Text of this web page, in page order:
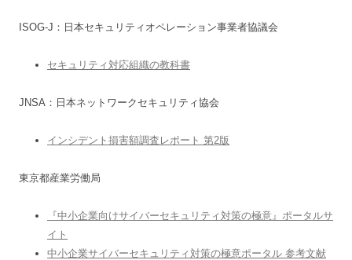
ISOG-J：日本セキュリティオペレーション事業者協議会
セキュリティ対応組織の教科書
JNSA：日本ネットワークセキュリティ協会
インシデント損害額調査レポート 第2版
東京都産業労働局
『中小企業向けサイバーセキュリティ対策の極意』ポータルサ
イト
中小企業サイバーセキュリティ対策の極意ポータル 参考文献